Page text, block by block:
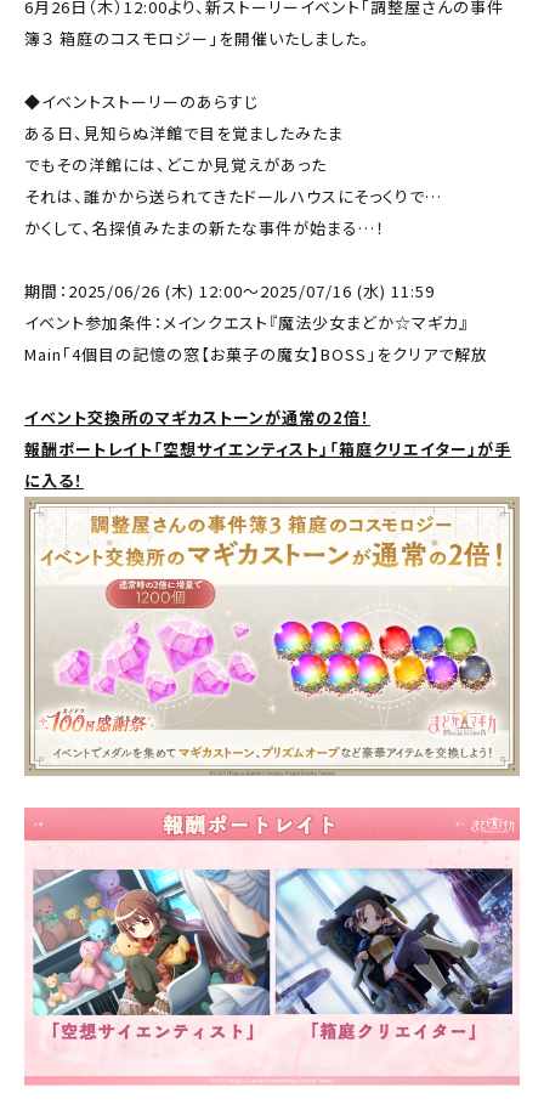
6月26日（木）12:00より、新ストーリーイベント「調整屋さんの事件
簿３ 箱庭のコスモロジー」を開催いたしました。
◆イベントストーリーのあらすじ
ある日、見知らぬ洋館で目を覚ましたみたま
でもその洋館には、どこか見覚えがあった
それは、誰かから送られてきたドールハウスにそっくりで…
かくして、名探偵みたまの新たな事件が始まる…！
期間：2025/06/26 (木) 12:00～2025/07/16 (水) 11:59
イベント参加条件：メインクエスト『魔法少女まどか☆マギカ』
Main「4個目の記憶の窓【お菓子の魔女】BOSS」をクリアで解放
イベント交換所のマギカストーンが通常の2倍！
報酬ポートレイト「空想サイエンティスト」「箱庭クリエイター」が手
に入る！